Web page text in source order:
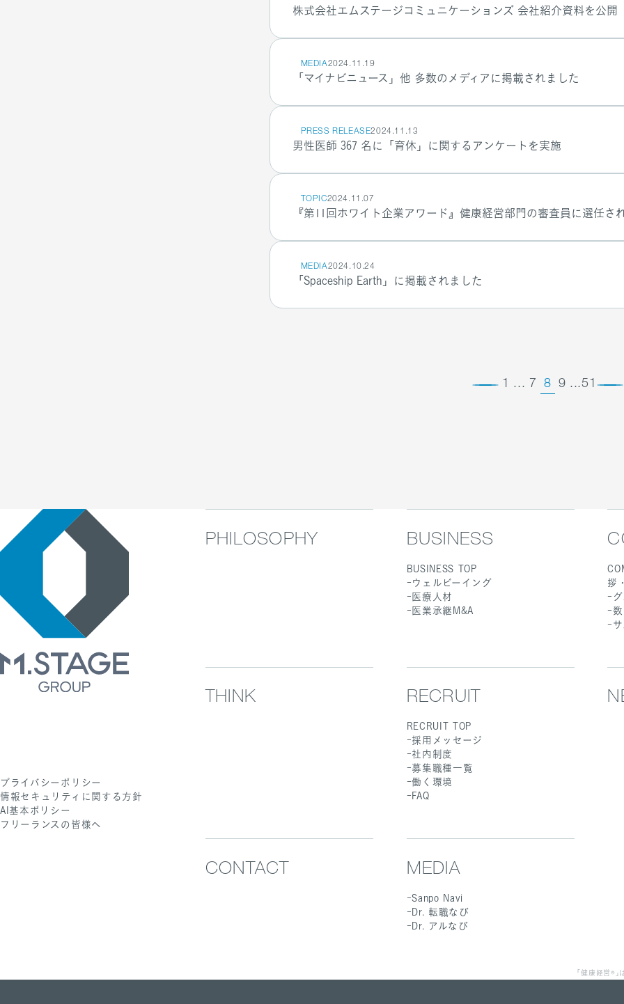
株式会社エムステージコミュニケーションズ 会社紹介資料を公開
MEDIA2024.11.19
「マイナビニュース」他 多数のメディアに掲載されました
PRESS RELEASE2024.11.13
男性医師 367 名に「育休」に関するアンケートを実施
TOPIC2024.11.07
『第11回ホワイト企業アワード』健康経営部門の審査員に選任さ
MEDIA2024.10.24
「Spaceship Earth」に掲載されました
1 ... 7 8 9 ...51
プライバシーポリシー
情報セキュリティに関する方針
AI基本ポリシー
フリーランスの皆様へ
PHILOSOPHY BUSINESS
BUSINESS TOP
ウェルビーイング
医療人材
医業承継M&A
拶
THINK RECRUIT
RECRUIT TOP
採用メッセージ
社内制度
募集職種一覧
働く環境
FAQ
CONTACT MEDIA
Sanpo Navi
Dr. 転職なび
Dr. アルなび
「健康経営®